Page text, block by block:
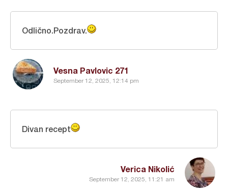
Vesna Pavlovic 271
September 12, 2025, 12:14 pm
Odlično.Pozdrav.
Verica Nikolić
September 12, 2025, 11:21 am
Divan recept